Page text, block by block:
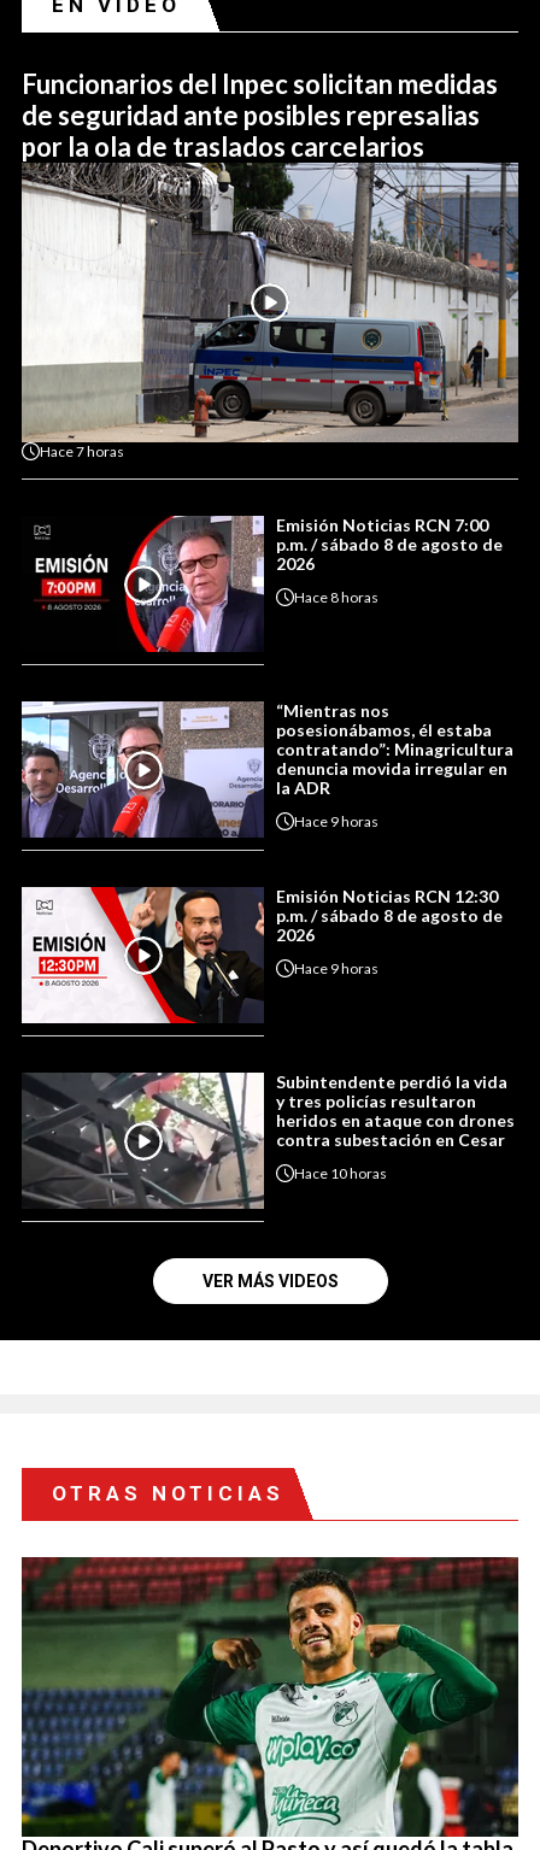
EN VIDEO
Funcionarios del Inpec solicitan medidas
de seguridad ante posibles represalias
por la ola de traslados carcelarios
Hace7 horas
Emisión Noticias RCN 7:00
p.m. / sábado 8 de agosto de
2026
Hace8 horas
“Mientras nos
posesionábamos, él estaba
contratando”: Minagricultura
denuncia movida irregular en
la ADR
Hace 9 horas
Emisión Noticias RCN 12:30
p.m. / sábado 8 de agosto de
2026
Hace 9 horas
Subintendente perdió la vida
y tres policías resultaron
heridos en ataque con drones
contra subestación en Cesar
Hace 10 horas
VER MÁS VIDEOS
OTRAS NOTICIAS